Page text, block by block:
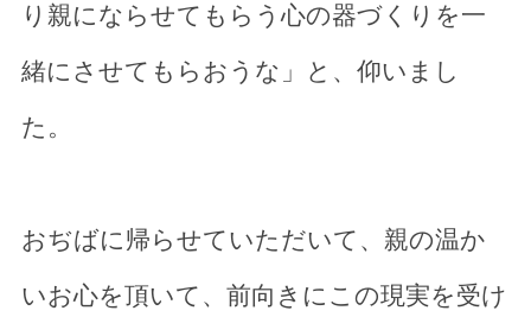
り親にならせてもらう心の器づくりを一
緒にさせてもらおうな」と、仰いまし
た。
おぢばに帰らせていただいて、親の温か
いお心を頂いて、前向きにこの現実を受け